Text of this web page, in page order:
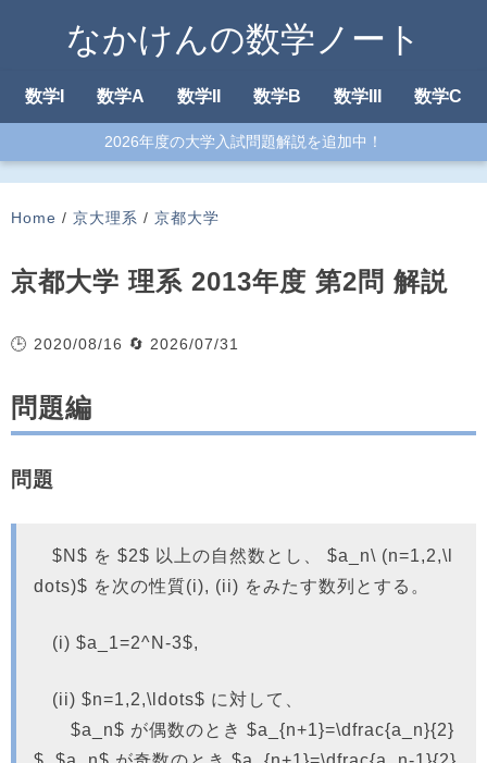
なかけんの数学ノート
数学I 数学A 数学II 数学B 数学III 数学C
2026年度の大学入試問題解説を追加中！
Home / 京大理系 / 京都大学
京都大学 理系 2013年度 第2問 解説
🕒 2020/08/16 🔄 2026/07/31
問題編
問題
$N$ を $2$ 以上の自然数とし、 $a_n\ (n=1,2,\l
dots)$ を次の性質(i), (ii) をみたす数列とする。
(i) $a_1=2^N-3$,
(ii) $n=1,2,\ldots$ に対して、
$a_n$ が偶数のとき $a_{n+1}=\dfrac{a_n}{2}